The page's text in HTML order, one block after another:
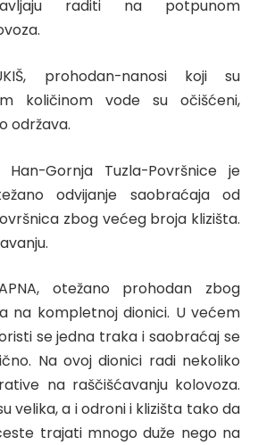
raditi na potpunom
prohodan-nanosi koji su
količinom vode su očišćeni,
održava.
Gornja Tuzla-Površnice je
odvijanje saobraćaja od
zbog većeg broja klizišta.
otežano prohodan zbog
na kompletnoj dionici. U većem
se jedna traka i saobraćaj se
Na ovoj dionici radi nekoliko
na raščišćavanju kolovoza.
velika, a i odroni i klizišta tako da
trajati mnogo duže nego na